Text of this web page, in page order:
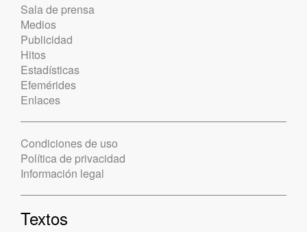
Sala de prensa
Medios
Publicidad
Hitos
Estadísticas
Efemérides
Enlaces
Condiciones de uso
Política de privacidad
Información legal
Textos